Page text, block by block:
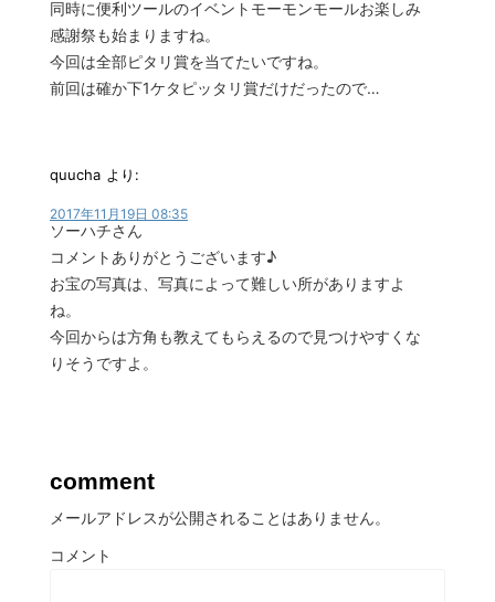
同時に便利ツールのイベントモーモンモールお楽しみ
感謝祭も始まりますね。
今回は全部ピタリ賞を当てたいですね。
前回は確か下1ケタピッタリ賞だけだったので…
quucha より:
2017年11月19日 08:35
ソーハチさん
コメントありがとうございます♪
お宝の写真は、写真によって難しい所がありますよ
ね。
今回からは方角も教えてもらえるので見つけやすくな
りそうですよ。
comment
メールアドレスが公開されることはありません。
コメント